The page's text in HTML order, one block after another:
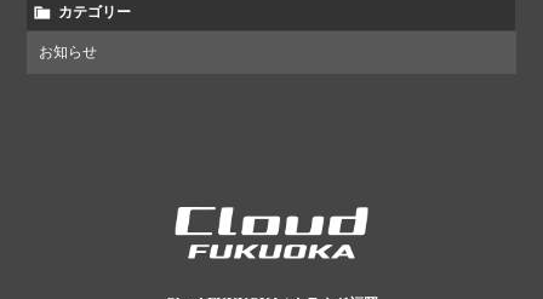
カテゴリー
お知らせ